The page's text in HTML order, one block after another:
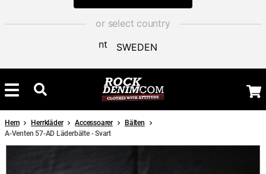
or select country
SWEDEN
Hem Herrkläder Accessoarer
Bälten
A-Venten 57-AD Läderbälte - Svart